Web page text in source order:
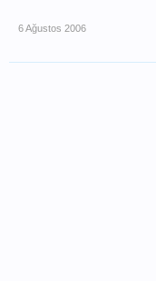
6 Ağustos 2006